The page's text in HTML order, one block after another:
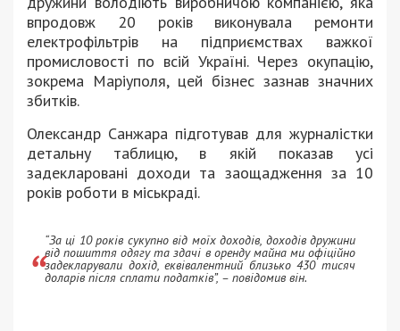
впродовж 20 років виконувала ремонти
електрофільтрів на підприємствах важкої
промисловості по всій Україні. Через окупацію,
зокрема Маріуполя, цей бізнес зазнав значних
збитків.
Олександр Санжара підготував для журналістки
детальну таблицю, в якій показав усі
задекларовані доходи та заощадження за 10
років роботи в міськраді.
“За ці 10 років сукупно від моїх доходів, доходів дружини
від пошиття одягу та здачі в оренду майна ми офіційно
задекларували дохід, еквівалентний близько 430 тисяч
доларів після сплати податків”, – повідомив він.